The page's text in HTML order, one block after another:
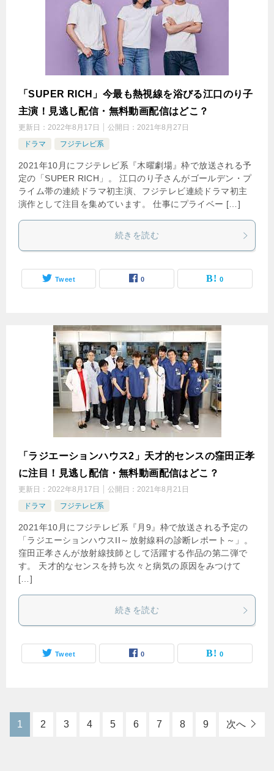
「SUPER RICH」今最も熱視線を浴びる江口のり子
主演！見逃し配信・無料動画配信はどこ？
更新日： 2022年8月17日 公開日： 2021年8月27日
ドラマ
フジテレビ系
2021年10月にフジテレビ系『木曜劇場』枠で放送される予
定の「SUPER RICH」。 江口のり子さんがゴールデン・プ
ライム帯の連続ドラマ初主演、フジテレビ連続ドラマ初主
演作として注目を集めています。 仕事にプライベー […]
続きを読む
Tweet 0 0
「ラジエーションハウス2」天才的センスの窪田正孝
に注目！見逃し配信・無料動画配信はどこ？
更新日： 2022年8月17日 公開日： 2021年8月21日
ドラマ
フジテレビ系
2021年10月にフジテレビ系『月9』枠で放送される予定の
「ラジエーションハウスII～放射線科の診断レポート～」。
窪田正孝さんが放射線技師として活躍する作品の第二弾で
す。 天才的なセンスを持ち次々と病気の原因をみつけて
[…]
続きを読む
Tweet 0 0
1 2 3 4 5 6 7 8 9 次へ